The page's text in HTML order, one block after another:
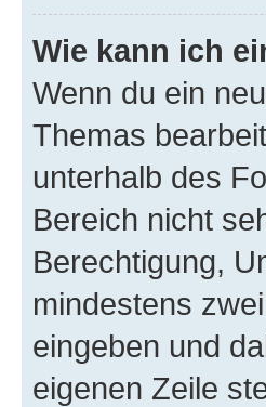
Wie kann ich
Wenn du ein
Themas
unterhalb des
Bereich nicht
Berechtigung,
mindestens
eingeben und
eigenen Zeile